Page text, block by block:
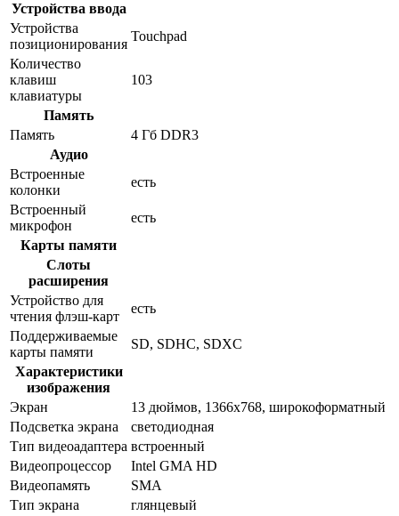
Устройства ввода
Устройства
позиционирования
Touchpad
Количество
клавиш
клавиатуры
103
Память
Память
4 Гб DDR3
Аудио
Встроенные
колонки
есть
Встроенный
микрофон
есть
Карты памяти
Слоты
расширения
Устройство для
чтения флэш-карт
есть
Поддерживаемые
карты памяти
SD, SDHC, SDXC
Характеристики
изображения
Экран
13 дюймов, 1366x768, широкоформатный
Подсветка экрана
светодиодная
Тип видеоадаптера встроенный
Видеопроцессор
Intel GMA HD
Видеопамять
SMA
Тип экрана
глянцевый